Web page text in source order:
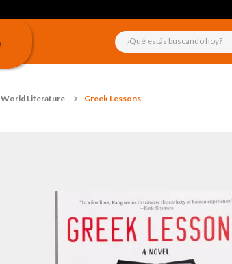
¿Qué estás buscando hoy?
World Literature Greek Lessons